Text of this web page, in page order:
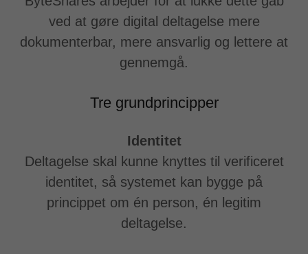
ved at gøre digital deltagelse mere
dokumenterbar, mere ansvarlig og lettere at
gennemgå.
Tre grundprincipper
Identitet
Deltagelse skal kunne knyttes til verificeret
identitet, så systemet kan bygge på
princippet om én person, én legitim
deltagelse.